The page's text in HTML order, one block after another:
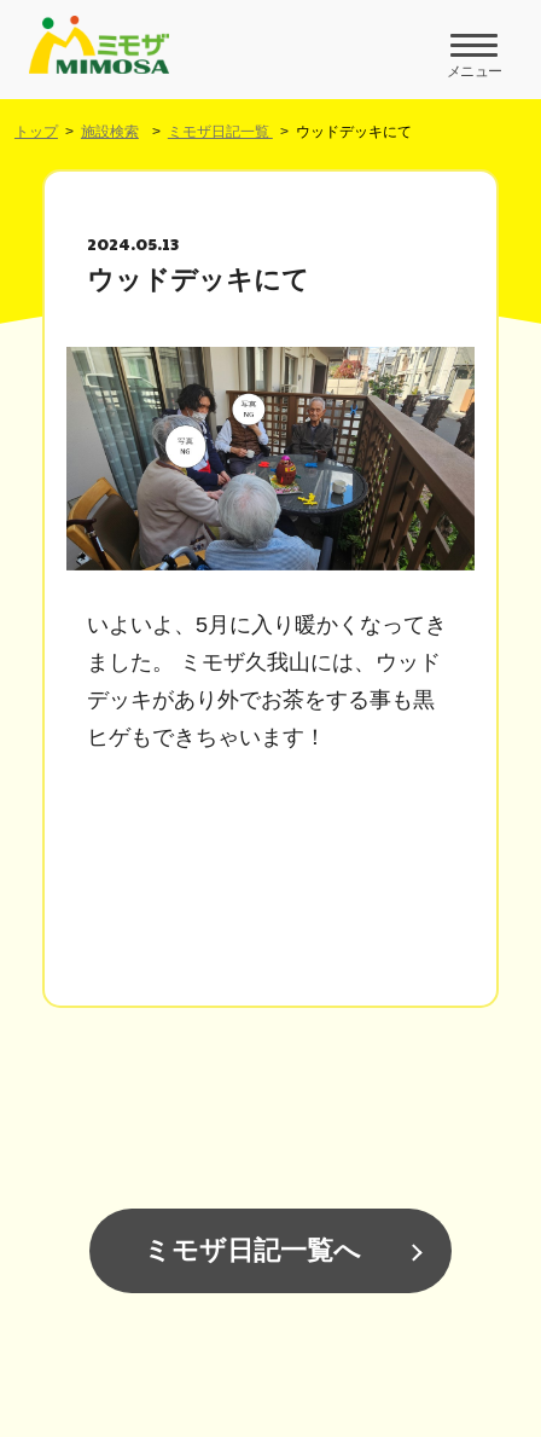
メニュー
トップ 施設検索 ミモザ日記一覧 ウッドデッキにて
2024.05.13
ウッドデッキにて
いよいよ、5月に入り暖かくなってき
ました。 ミモザ久我山には、ウッド
デッキがあり外でお茶をする事も黒
ヒゲもできちゃいます！
ミモザ日記一覧へ